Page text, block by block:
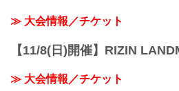
≫ 大会情報／チケット
【11/8(日)開催】RIZIN
≫ 大会情報／チケット